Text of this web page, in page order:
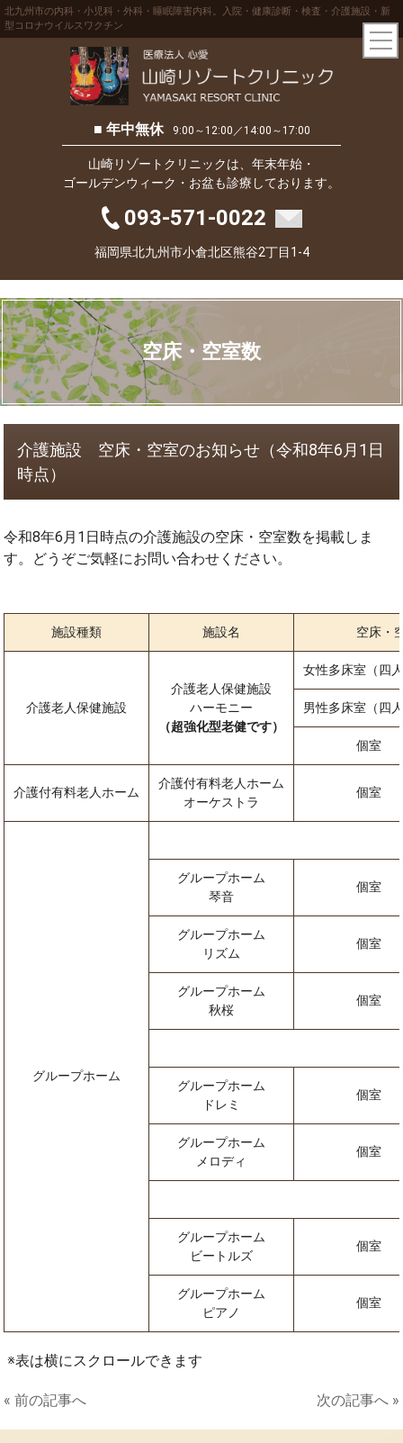
北九州市の内科・小児科・外科・睡眠障害内科。入院・健康診断・検査・介護施設・新
型コロナウイルスワクチン
■ 年中無休 9:00～12:00／14:00～17:00
山崎リゾートクリニックは、年末年始・
ゴールデンウィーク・お盆も診療しております。
093-571-0022
福岡県北九州市小倉北区熊谷2丁目1-4
空床・空室数
介護施設 空床・空室のお知らせ（令和8年6月1日
時点）
令和8年6月1日時点の介護施設の空床・空室数を掲載しま
す。どうぞご気軽にお問い合わせください。
施設種類 施設名 空床・
介護老人保健施設
介護老人保健施設
ハーモニー
（超強化型老健です）
女性多床室（四
男性多床室（四
個室
介護付有料老人ホーム
介護付有料老人ホーム
オーケストラ
個室
グループホーム
グループホーム
琴音
個室
グループホーム
リズム
個室
グループホーム
秋桜
個室
グループホーム
ドレミ
個室
グループホーム
メロディ
個室
グループホーム
ビートルズ
個室
グループホーム
ピアノ
個室
表は横にスクロールできます
« 前の記事へ 次の記事へ »